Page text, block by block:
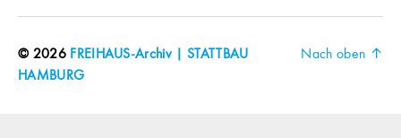
© 2026 FREIHAUS-Archiv | STATTBAU
HAMBURG
Nach oben ↑